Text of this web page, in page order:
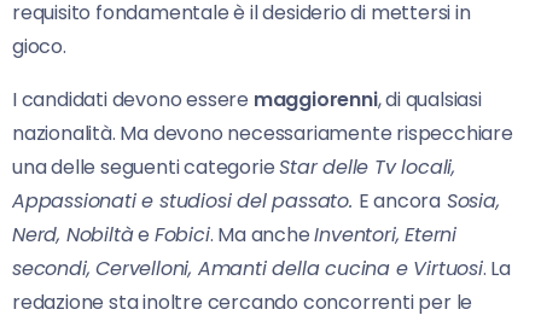
requisito fondamentale è il desiderio di mettersi in
gioco.
I candidati devono essere maggiorenni, di qualsiasi
nazionalità. Ma devono necessariamente rispecchiare
una delle seguenti categorieStar delle Tv locali,
Appassionati e studiosi del passato. E ancora Sosia,
Nerd, Nobiltàe Fobici. Ma ancheInventori, Eterni
secondi, Cervelloni, Amanti della cucina e Virtuosi. La
redazione sta inoltre cercando concorrenti per le